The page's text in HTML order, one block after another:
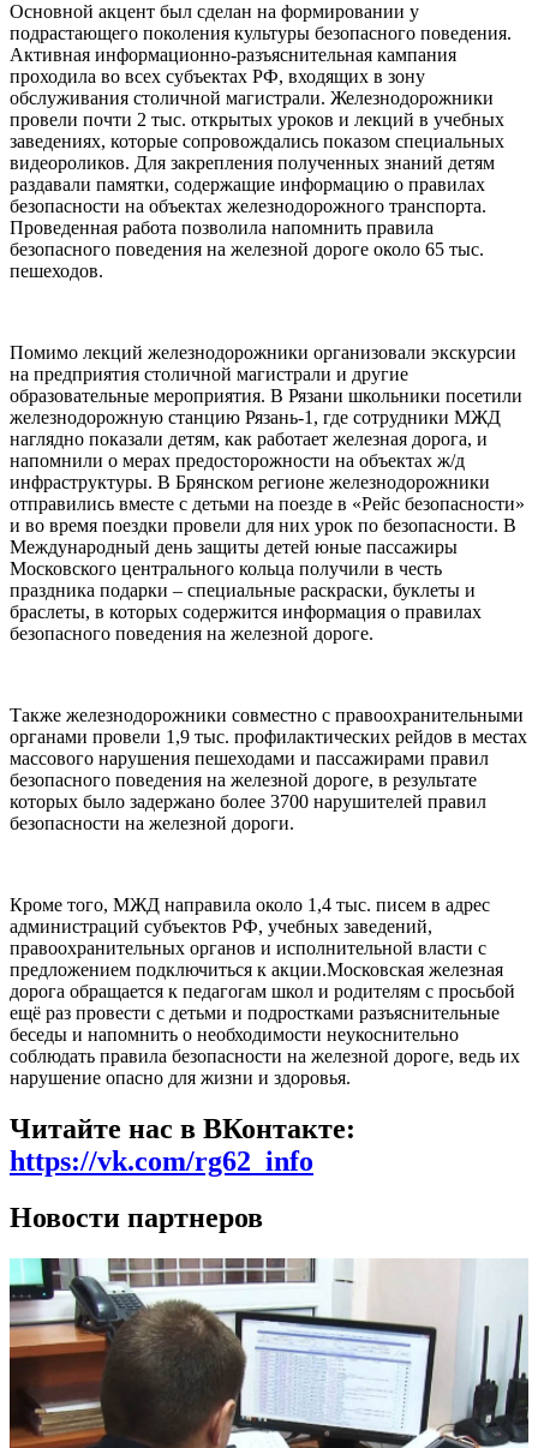
Основной акцент был сделан на формировании у
подрастающего поколения культуры безопасного поведения.
Активная информационно-разъяснительная кампания
проходила во всех субъектах РФ, входящих в зону
обслуживания столичной магистрали. Железнодорожники
провели почти 2 тыс. открытых уроков и лекций в учебных
заведениях, которые сопровождались показом специальных
видеороликов. Для закрепления полученных знаний детям
раздавали памятки, содержащие информацию о правилах
безопасности на объектах железнодорожного транспорта.
Проведенная работа позволила напомнить правила
безопасного поведения на железной дороге около 65 тыс.
пешеходов.
Помимо лекций железнодорожники организовали экскурсии
на предприятия столичной магистрали и другие
образовательные мероприятия. В Рязани школьники посетили
железнодорожную станцию Рязань-1, где сотрудники МЖД
наглядно показали детям, как работает железная дорога, и
напомнили о мерах предосторожности на объектах ж/д
инфраструктуры. В Брянском регионе железнодорожники
отправились вместе с детьми на поезде в «Рейс безопасности»
и во время поездки провели для них урок по безопасности. В
Международный день защиты детей юные пассажиры
Московского центрального кольца получили в честь
праздника подарки – специальные раскраски, буклеты и
браслеты, в которых содержится информация о правилах
безопасного поведения на железной дороге.
Также железнодорожники совместно с правоохранительными
органами провели 1,9 тыс. профилактических рейдов в местах
массового нарушения пешеходами и пассажирами правил
безопасного поведения на железной дороге, в результате
которых было задержано более 3700 нарушителей правил
безопасности на железной дороги.
Кроме того, МЖД направила около 1,4 тыс. писем в адрес
администраций субъектов РФ, учебных заведений,
правоохранительных органов и исполнительной власти с
предложением подключиться к акции.Московская железная
дорога обращается к педагогам школ и родителям с просьбой
ещё раз провести с детьми и подростками разъяснительные
беседы и напомнить о необходимости неукоснительно
соблюдать правила безопасности на железной дороге, ведь их
нарушение опасно для жизни и здоровья.
Читайте нас в ВКонтакте:
https://vk.com/rg62_info
Новости партнеров